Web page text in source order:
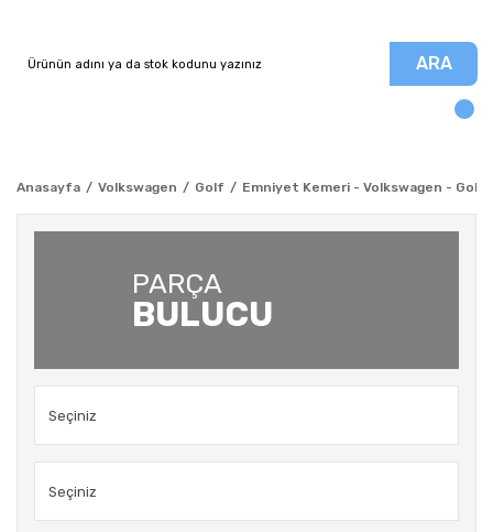
ARA
Anasayfa Volkswagen Golf Emniyet Kemeri - Volkswagen - Golf
PARÇA
BULUCU